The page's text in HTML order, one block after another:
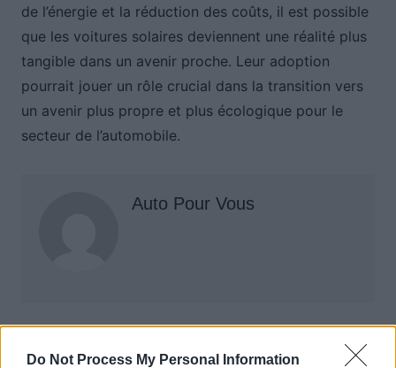
Do Not Process My Personal Information
de l’énergie et la réduction des coûts, il est possible
que les voitures solaires deviennent une réalité plus
tangible dans un avenir proche. Leur adoption
pourrait jouer un rôle crucial dans la transition vers
un avenir plus propre et plus écologique pour le
secteur de l’automobile.
Auto Pour Vous
Navigation
Précédent Suivant